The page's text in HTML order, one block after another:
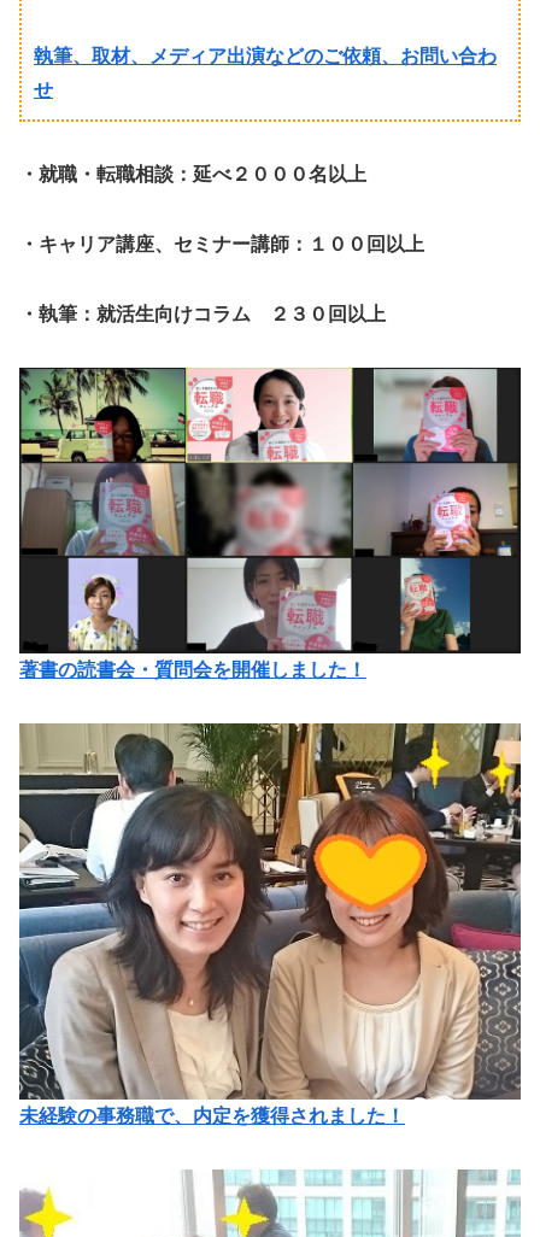
執筆、取材、メディア出演などのご依頼、お問い合わ
せ
・就職・転職相談：延べ２０００名以上
・キャリア講座、セミナー講師：１００回以上
・執筆：就活生向けコラム ２３０回以上
著書の読書会・質問会を開催しました！
未経験の事務職で、内定を獲得されました！